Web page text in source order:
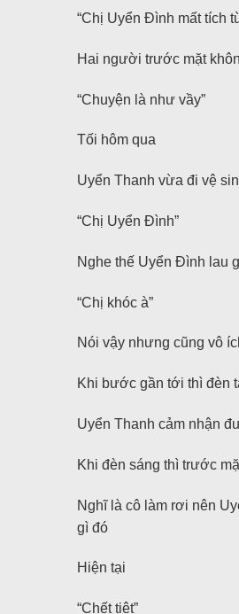
“Chị Uyển Đình mất tích
Hai người trước mặt
“Chuyện là như vầy”
Tối hôm qua
Uyển Thanh vừa đi vệ
“Chị Uyển Đình”
Nghe thế Uyển Đình lau
“Chị khóc à”
Nói vậy nhưng cũng vô
Khi bước gần tới thì đèn
Uyển Thanh cảm nhận
Khi đèn sáng thì trước
Nghĩ là cô làm rơi nên
gì đó
Hiện tại
“Chết tiệt”